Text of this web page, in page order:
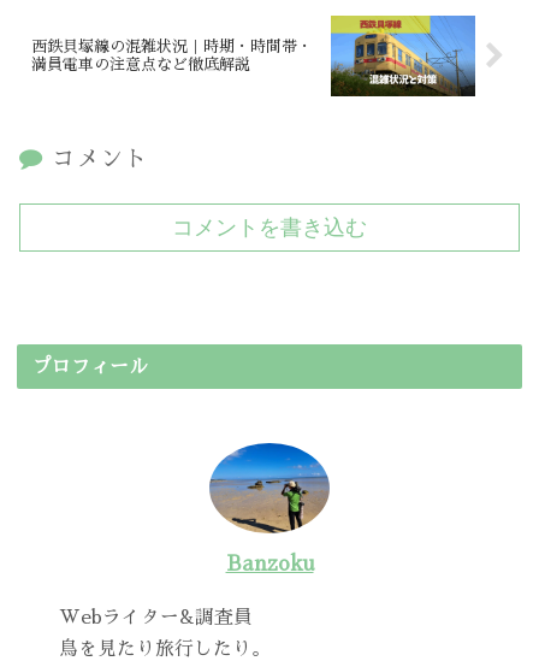
西鉄貝塚線の混雑状況｜時期・時間帯・
満員電車の注意点など徹底解説
コメント
コメントを書き込む
プロフィール
Banzoku
Webライター&調査員
鳥を見たり旅行したり。